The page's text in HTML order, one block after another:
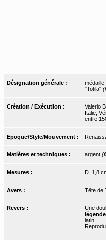
Désignation générale :
médaille
"Totila"
Création / Exécution :
Valerio
Italie,
entre
Epoque/Style/Mouvement :
Matières et techniques : argent
Mesures : D. 1,8
Avers : Tête de
Revers :
Une
légende
latin